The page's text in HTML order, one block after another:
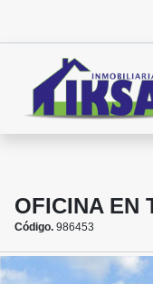
OFICINA EN
Código. 986453